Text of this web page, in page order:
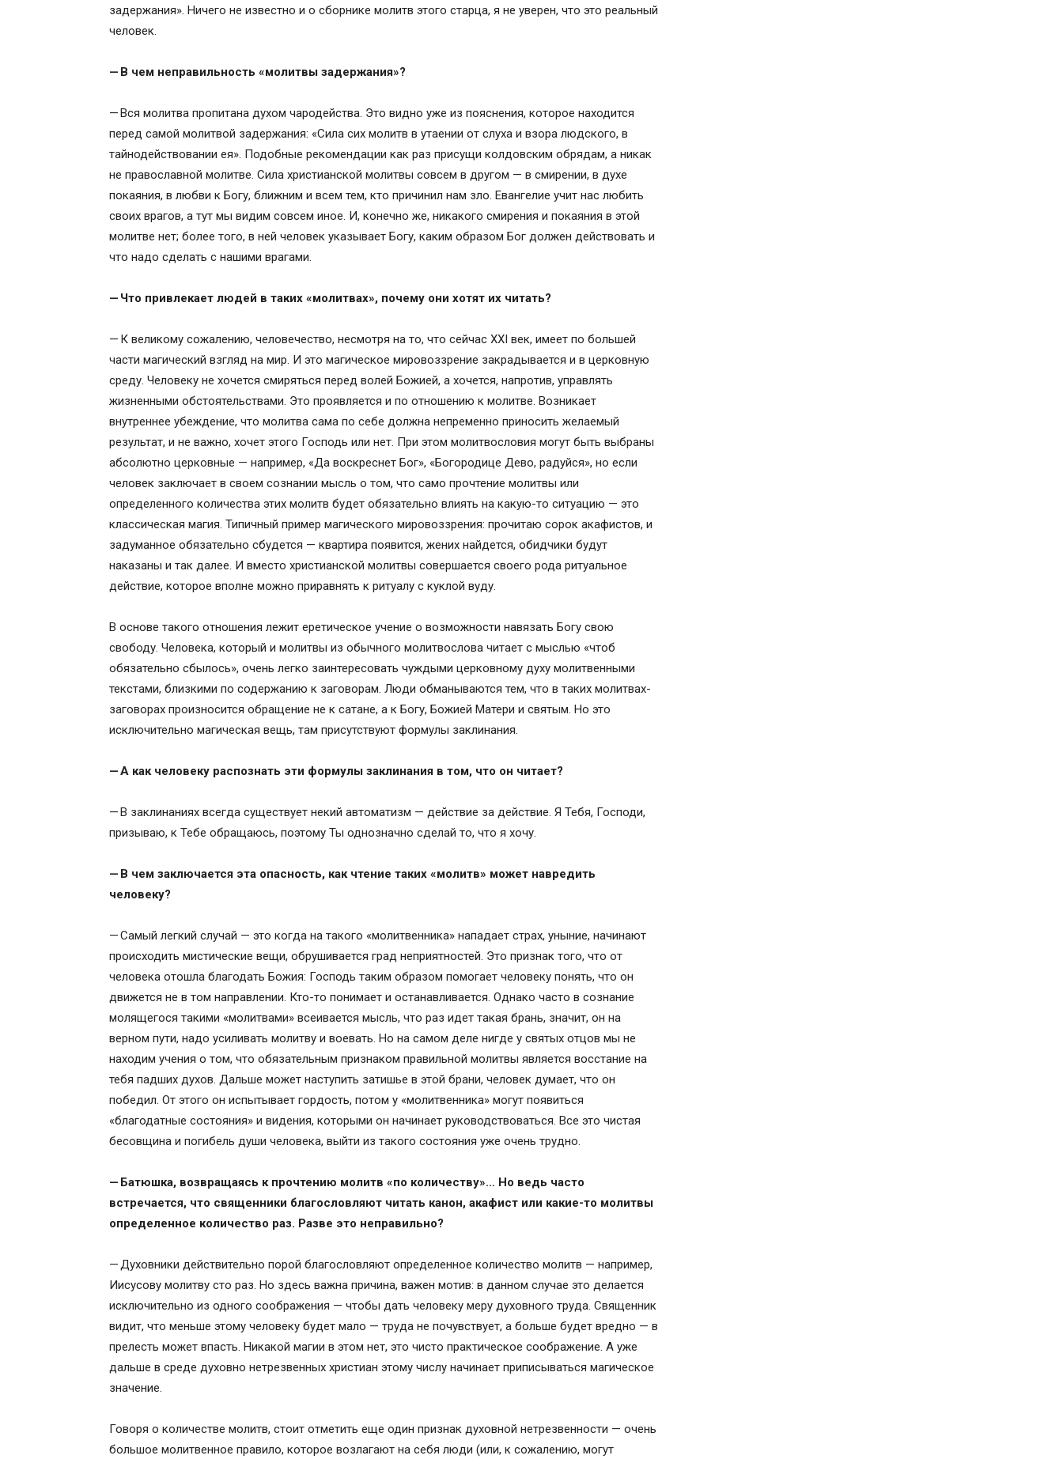
задержания». Ничего не известно и о сборнике молитв этого старца, я не уверен, что это реальный
человек.
— В чем неправильность «молитвы задержания»?
— Вся молитва пропитана духом чародейства. Это видно уже из пояснения, которое находится
перед самой молитвой задержания: «Сила сих молитв в утаении от слуха и взора людского, в
тайнодействовании ея». Подобные рекомендации как раз присущи колдовским обрядам, а никак
не православной молитве. Сила христианской молитвы совсем в другом — в смирении, в духе
покаяния, в любви к Богу, ближним и всем тем, кто причинил нам зло. Евангелие учит нас любить
своих врагов, а тут мы видим совсем иное. И, конечно же, никакого смирения и покаяния в этой
молитве нет; более того, в ней человек указывает Богу, каким образом Бог должен действовать и
что надо сделать с нашими врагами.
— Что привлекает людей в таких «молитвах», почему они хотят их читать?
— К великому сожалению, человечество, несмотря на то, что сейчас XXI век, имеет по большей
части магический взгляд на мир. И это магическое мировоззрение закрадывается и в церковную
среду. Человеку не хочется смиряться перед волей Божией, а хочется, напротив, управлять
жизненными обстоятельствами. Это проявляется и по отношению к молитве. Возникает
внутреннее убеждение, что молитва сама по себе должна непременно приносить желаемый
результат, и не важно, хочет этого Господь или нет. При этом молитвословия могут быть выбраны
абсолютно церковные — например, «Да воскреснет Бог», «Богородице Дево, радуйся», но если
человек заключает в своем сознании мысль о том, что само прочтение молитвы или
определенного количества этих молитв будет обязательно влиять на какую-то ситуацию — это
классическая магия. Типичный пример магического мировоззрения: прочитаю сорок акафистов, и
задуманное обязательно сбудется — квартира появится, жених найдется, обидчики будут
наказаны и так далее. И вместо хрис­тианской молитвы совершается своего рода ритуальное
действие, которое вполне можно приравнять к ритуалу с куклой вуду.
В основе такого отношения лежит еретическое учение о возможности навязать Богу свою
свободу. Человека, который и молитвы из обычного молитвослова читает с мыслью «чтоб
обязательно сбылось», очень легко заинтересовать чуждыми церковному духу молитвенными
текстами, близкими по содержанию к заговорам. Люди обманываются тем, что в таких молитвах-
заговорах произносится обращение не к сатане, а к Богу, Божией Матери и святым. Но это
исключительно магическая вещь, там присутствуют формулы заклинания.
— А как человеку распознать эти формулы заклинания в том, что он читает?
— В заклинаниях всегда существует некий автоматизм — действие за действие. Я Тебя, Господи,
призываю, к Тебе обращаюсь, поэтому Ты однозначно сделай то, что я хочу.
— В чем заключается эта опасность, как чтение таких «молитв» может навредить
человеку?
— Самый легкий случай — это когда на такого «молитвенника» нападает страх, уныние, начинают
происходить мистические вещи, обрушивается град неприятностей. Это признак того, что от
человека отошла благодать Божия: Господь таким образом помогает человеку понять, что он
движется не в том направлении. Кто-то понимает и останавливается. Однако часто в сознание
молящегося такими «молитвами» всеивается мысль, что раз идет такая брань, значит, он на
верном пути, надо усиливать молитву и воевать. Но на самом деле нигде у святых отцов мы не
находим учения о том, что обязательным признаком правильной молитвы является восстание на
тебя падших духов. Дальше может наступить затишье в этой брани, человек думает, что он
победил. От этого он испытывает гордость, потом у «молитвенника» могут появиться
«благодатные состояния» и видения, которыми он начинает руководствоваться. Все это чистая
бесовщина и погибель души человека, выйти из такого состояния уже очень трудно.
— Батюшка, возвращаясь к прочтению молитв «по количеству»… Но ведь часто
встречается, что священники благословляют читать канон, акафист или какие-то молитвы
определенное количество раз. Разве это неправильно?
— Духовники действительно порой благословляют определенное количество молитв — например,
Иисусову молитву сто раз. Но здесь важна причина, важен мотив: в данном случае это делается
исключительно из одного соображения — чтобы дать человеку меру духовного труда. Священник
видит, что меньше этому человеку будет мало — труда не почувствует, а больше будет вредно — в
прелесть может впасть. Никакой магии в этом нет, это чисто практическое соображение. А уже
дальше в среде духовно нетрезвенных христиан этому числу начинает приписываться магическое
значение.
Говоря о количестве молитв, стоит отметить еще один признак духовной нетрезвенности — очень
большое молитвенное правило, которое возлагают на себя люди (или, к сожалению, могут